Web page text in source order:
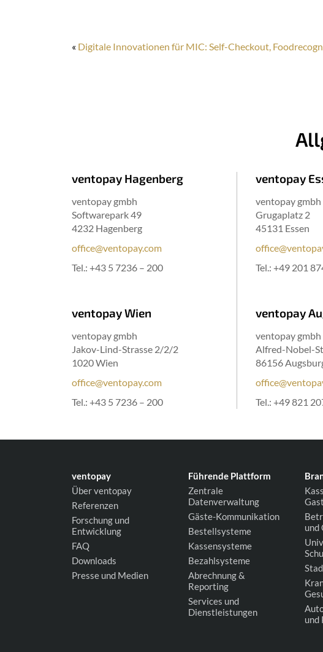
« Digitale Innovationen für MIC: Self-Checkout,
ventopay Hagenberg
ventopay gmbh
Softwarepark 49
4232 Hagenberg
office@ventopay.com
Tel.: +43 5 7236 – 200
ventopay Wien
ventopay gmbh
Jakov-Lind-Strasse 2/2/2
1020 Wien
office@ventopay.com
Tel.: +43 5 7236 – 200
ventopay
ventopay gmbh
Grugaplatz 2
45131 Essen
Tel.: +49 201
ventopay
ventopay gmbh
Alfred-Nobel-
86156
Tel.: +49 821
ventopay
Über ventopay
Referenzen
Forschung und
Entwicklung
FAQ
Downloads
Presse und Medien
Führende Plattform
Zentrale
Datenverwaltung
Gäste-Kommunikation
Bestellsysteme
Kassensysteme
Bezahlsysteme
Abrechnung &
Reporting
Services und
Dienstleistungen
und
und